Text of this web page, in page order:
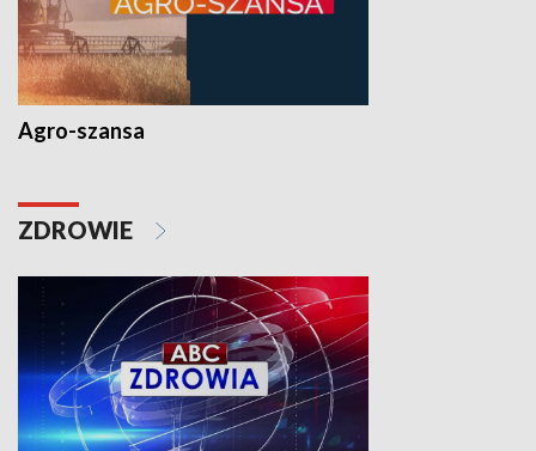
Agro-szansa
ZDROWIE